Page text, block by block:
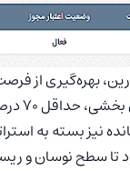
بهره‌گیری از
نیز بسته به
سطح نوسان و